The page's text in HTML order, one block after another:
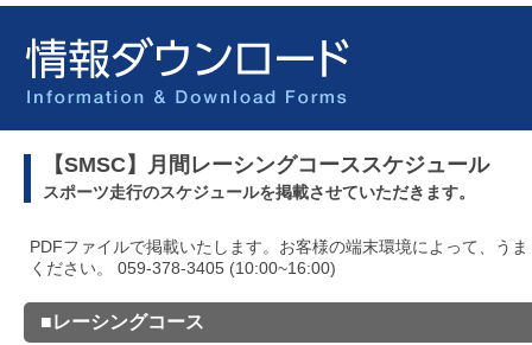
【SMSC】月間レーシングコーススケジュール
スポーツ走行のスケジュールを掲載させていただきます。
PDFファイルで掲載いたします。お客様の端末環境によって、う
ください。 059-378-3405 (10:00~16:00)
■レーシングコース